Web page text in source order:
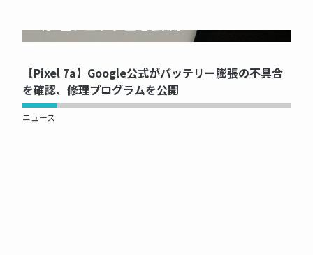
【Pixel 7a】Google公式がバッテリー膨張の不具合
を確認、修理プログラムを公開
ニュース